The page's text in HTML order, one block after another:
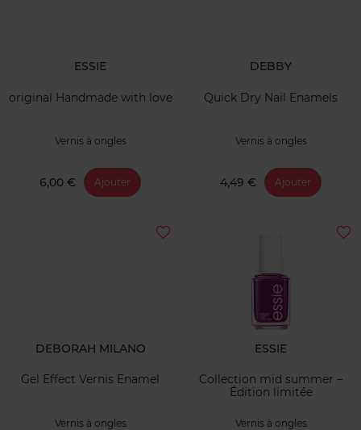
ESSIE
original Handmade with love
Vernis à ongles
6,00 € Ajouter
DEBBY
Quick Dry Nail Enamels
Vernis à ongles
4,49 € Ajouter
DEBORAH MILANO
Gel Effect Vernis Enamel
Vernis à ongles
ESSIE
Collection mid summer –
Édition limitée
Vernis à ongles